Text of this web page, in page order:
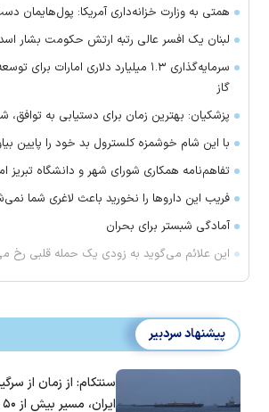
همتی به وزارت خزانه‌داری آمریکا:
لبنان یک افسر عالی رتبه ارتش حکومت بشار
سرمایه‌گذاری ۱.۳ میلیارد دلاری امارات
گاز
پزشکیان: بهترین زمان برای دستیابی به توافق،
با این شام خوشمزه کلسترول بد خود را پایین
تفاهم‌نامه همکاری شورای شهر و دانشگاه تبریز
فریب این دارو‌ها را نخورید باعث لاغری شما
آمادگی شبستر برای بحران
این علائم می‌گوید به زودی یک حمله قلبی رخ
پیشنهاد سردبیر
سنتکام: از زمان از